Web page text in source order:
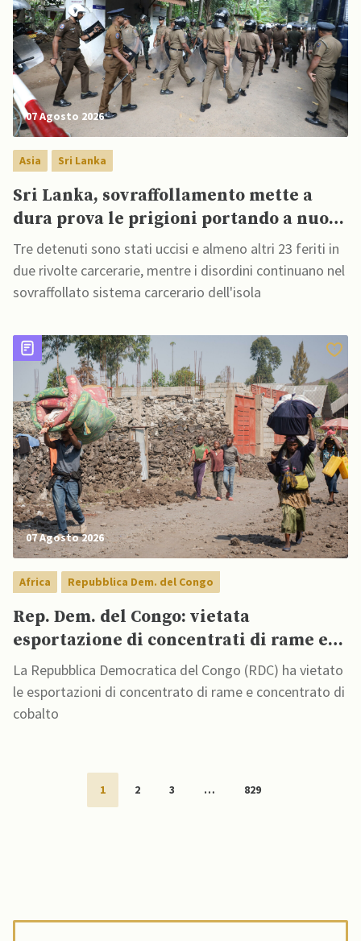
07 Agosto 2026
Asia Sri Lanka
Sri Lanka, sovraffollamento mette a
dura prova le prigioni portando a nuove
rivolte: 3 morti e 23 feriti
Tre detenuti sono stati uccisi e almeno altri 23 feriti in
due rivolte carcerarie, mentre i disordini continuano nel
sovraffollato sistema carcerario dell'isola
07 Agosto 2026
Africa Repubblica Dem. del Congo
Rep. Dem. del Congo: vietata
esportazione di concentrati di rame e
cobalto
La Repubblica Democratica del Congo (RDC) ha vietato
le esportazioni di concentrato di rame e concentrato di
cobalto
1 2 3 … 829